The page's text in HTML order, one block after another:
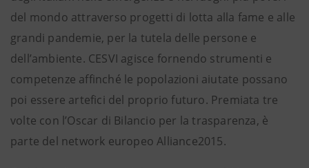
del mondo attraverso progetti di lotta alla fame e alle
grandi pandemie, per la tutela delle persone e
dell’ambiente. CESVI agisce fornendo strumenti e
competenze affinché le popolazioni aiutate possano
poi essere artefici del proprio futuro. Premiata tre
volte con l’Oscar di Bilancio per la trasparenza, è
parte del network europeo Alliance2015.